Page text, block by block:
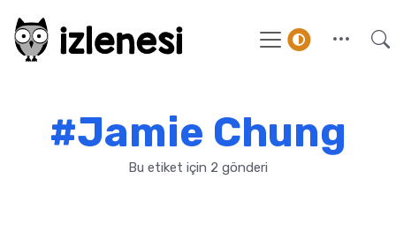
#Jamie Chung
Bu etiket için 2 gönderi